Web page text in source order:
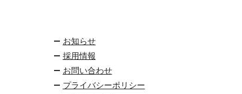
お知らせ
採用情報
お問い合わせ
プライバシーポリシー